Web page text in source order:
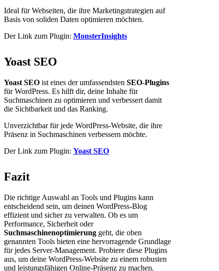
Ideal für Webseiten, die ihre Marketingstrategien auf
Basis von soliden Daten optimieren möchten.
Der Link zum Plugin: MonsterInsights
Yoast SEO
Yoast SEO ist eines der umfassendsten SEO-Plugins
für WordPress. Es hilft dir, deine Inhalte für
Suchmaschinen zu optimieren und verbessert damit
die Sichtbarkeit und das Ranking.
Unverzichtbar für jede WordPress-Website, die ihre
Präsenz in Suchmaschinen verbessern möchte.
Der Link zum Plugin: Yoast SEO
Fazit
Die richtige Auswahl an Tools und Plugins kann
entscheidend sein, um deinen WordPress-Blog
effizient und sicher zu verwalten. Ob es um
Performance, Sicherheit oder
Suchmaschinenoptimierung geht, die oben
genannten Tools bieten eine hervorragende Grundlage
für jedes Server-Management. Probiere diese Plugins
aus, um deine WordPress-Website zu einem robusten
und leistungsfähigen Online-Präsenz zu machen.